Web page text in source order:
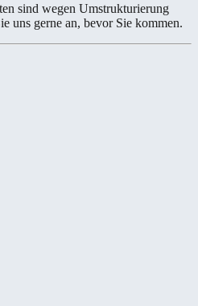
sind wegen Umstrukturierung
uns gerne an, bevor Sie kommen.